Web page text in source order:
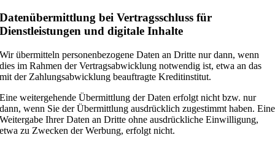
Daten­übermittlung bei Vertragsschluss für
Dienstleistungen und digitale Inhalte
Wir übermitteln personenbezogene Daten an Dritte nur dann, wenn
dies im Rahmen der Vertragsabwicklung notwendig ist, etwa an das
mit der Zahlungsabwicklung beauftragte Kreditinstitut.
Eine weitergehende Übermittlung der Daten erfolgt nicht bzw. nur
dann, wenn Sie der Übermittlung ausdrücklich zugestimmt haben. Eine
Weitergabe Ihrer Daten an Dritte ohne ausdrückliche Einwilligung,
etwa zu Zwecken der Werbung, erfolgt nicht.